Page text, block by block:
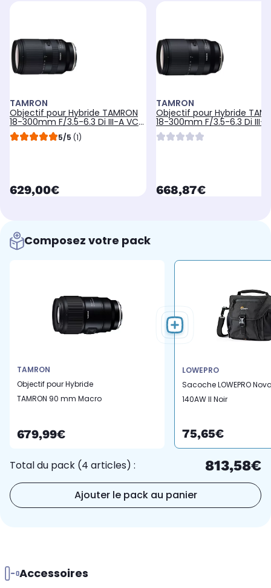
TAMRON
Objectif pour Hybride TAMRON
18-300mm F/3.5-6.3 Di III-A VC
VXD Sony 5/5 (1)
currentPrice
629,00€
TAMRON
Objectif pour Hybride
18-300mm F/3.5-6.3 Di III-
VXD Fuji
currentPrice
668,87€
Composez votre pack
TAMRON
Objectif pour Hybride
TAMRON 90 mm Macro
679,99€
LOWEPRO
Sacoche LOWEPRO
140AW II Noir
75,65€
Total du pack (4 articles) : 813,58€
Ajouter le pack au panier
Accessoires